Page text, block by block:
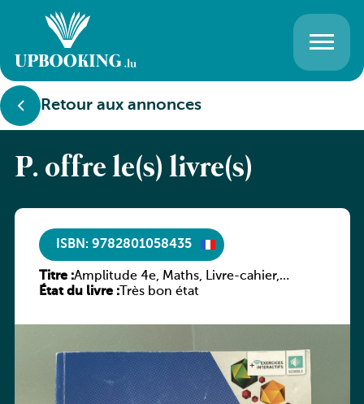
Retour aux annonces
P. offre le(s) livre(s)
ISBN: 9782801058435
Titre :Amplitude 4e, Maths, Livre-cahier,
version luxembourgeoise
État du livre :Très bon état